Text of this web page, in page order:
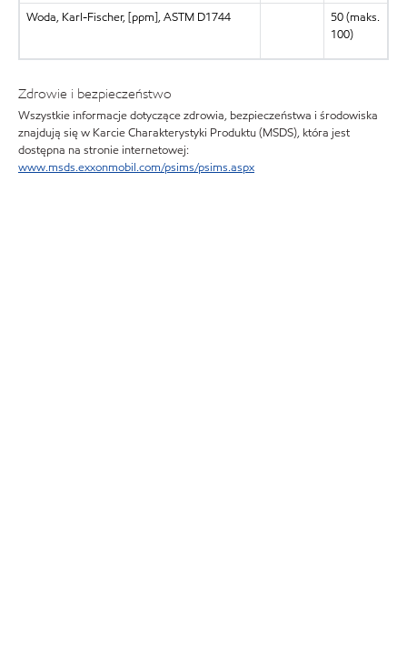
Woda, Karl-Fischer, [ppm], ASTM D1744
50 (maks.
100)
Zdrowie i bezpieczeństwo
Wszystkie informacje dotyczące zdrowia, bezpieczeństwa i środowiska
znajdują się w Karcie Charakterystyki Produktu (MSDS), która jest
dostępna na stronie internetowej:
www.msds.exxonmobil.com/psims/psims.aspx